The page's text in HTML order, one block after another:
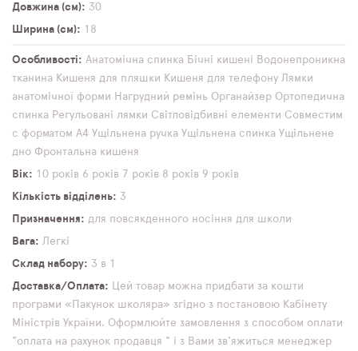
Довжина (см)
30
Ширина (см)
18
Особливості Анатомічна спинка Бічні кишені Водонепроникна
тканина Кишеня для пляшки Кишеня для телефону Лямки
анатомічної форми Нагрудний ремінь Органайзер Ортопедична
спинка Регульовані лямки Світловідбивні елементи Совместим
с форматом А4 Ущільнена ручка Ущільнена спинка Ущільнене
дно Фронтальна кишеня
Вік
10 років 6 років 7 років 8 років 9 років
Кількість відділень
3
Призначення
для повсякденного носіння для школи
Вага
Легкі
Склад набору
3 в 1
Доставка/Оплата
Цей товар можна придбати за кошти
програми «Пакунок школяра» згідно з постановою Кабінету
Міністрів України. Оформлюйте замовлення з способом оплати
"оплата на рахунок продавця " і з Вами зв'яжиться менеджер